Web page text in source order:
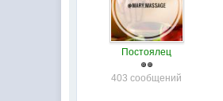
Постоялец
403 сообщений